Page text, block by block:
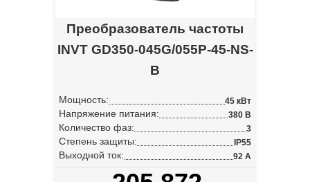
Преобразователь частоты
INVT GD350-045G/055P-45-NS-
B
Мощность: 45 кВт
Напряжение питания: 380 В
Количество фаз: 3
Степень защиты: IP55
Выходной ток: 92 А